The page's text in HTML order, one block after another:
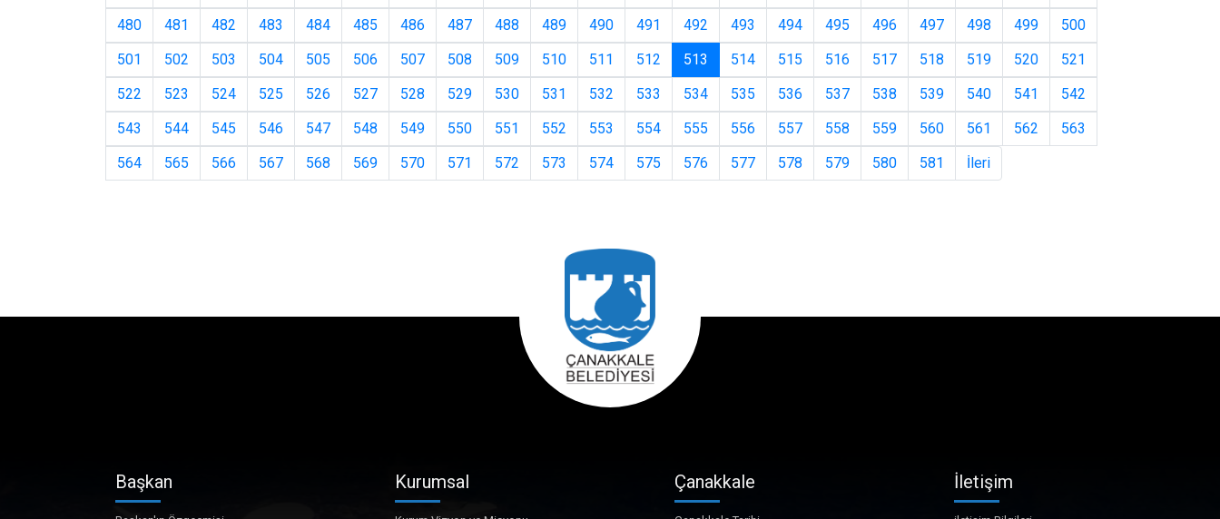
480
481 482 483 484 485 486 487 488 489 490 491 492 493 494 495 496 497 498 499
500
501
502 503 504 505 506 507 508 509 510 511 512 513 (current)
514 515 516 517 518 519 520
521
522
523 524 525 526 527 528 529 530 531 532 533 534 535 536 537 538 539 540 541
542
543
544 545 546 547 548 549 550 551 552 553 554 555 556 557 558 559 560 561 562
563
564
565 566 567 568 569 570 571 572 573 574 575 576 577 578 579 580 581 İleri
Başkan Kurumsal Çanakkale İletişim